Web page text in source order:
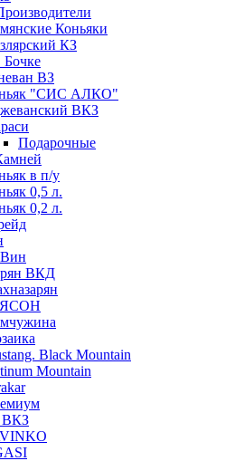
Коньяки
КЗ
Бочке
ВЗ
"СИС АЛКО"
ВКЗ
Подарочные
в п/у
0,5 л.
0,2 л.
ВКД
Black Mountain
Mountain
ВКЗ